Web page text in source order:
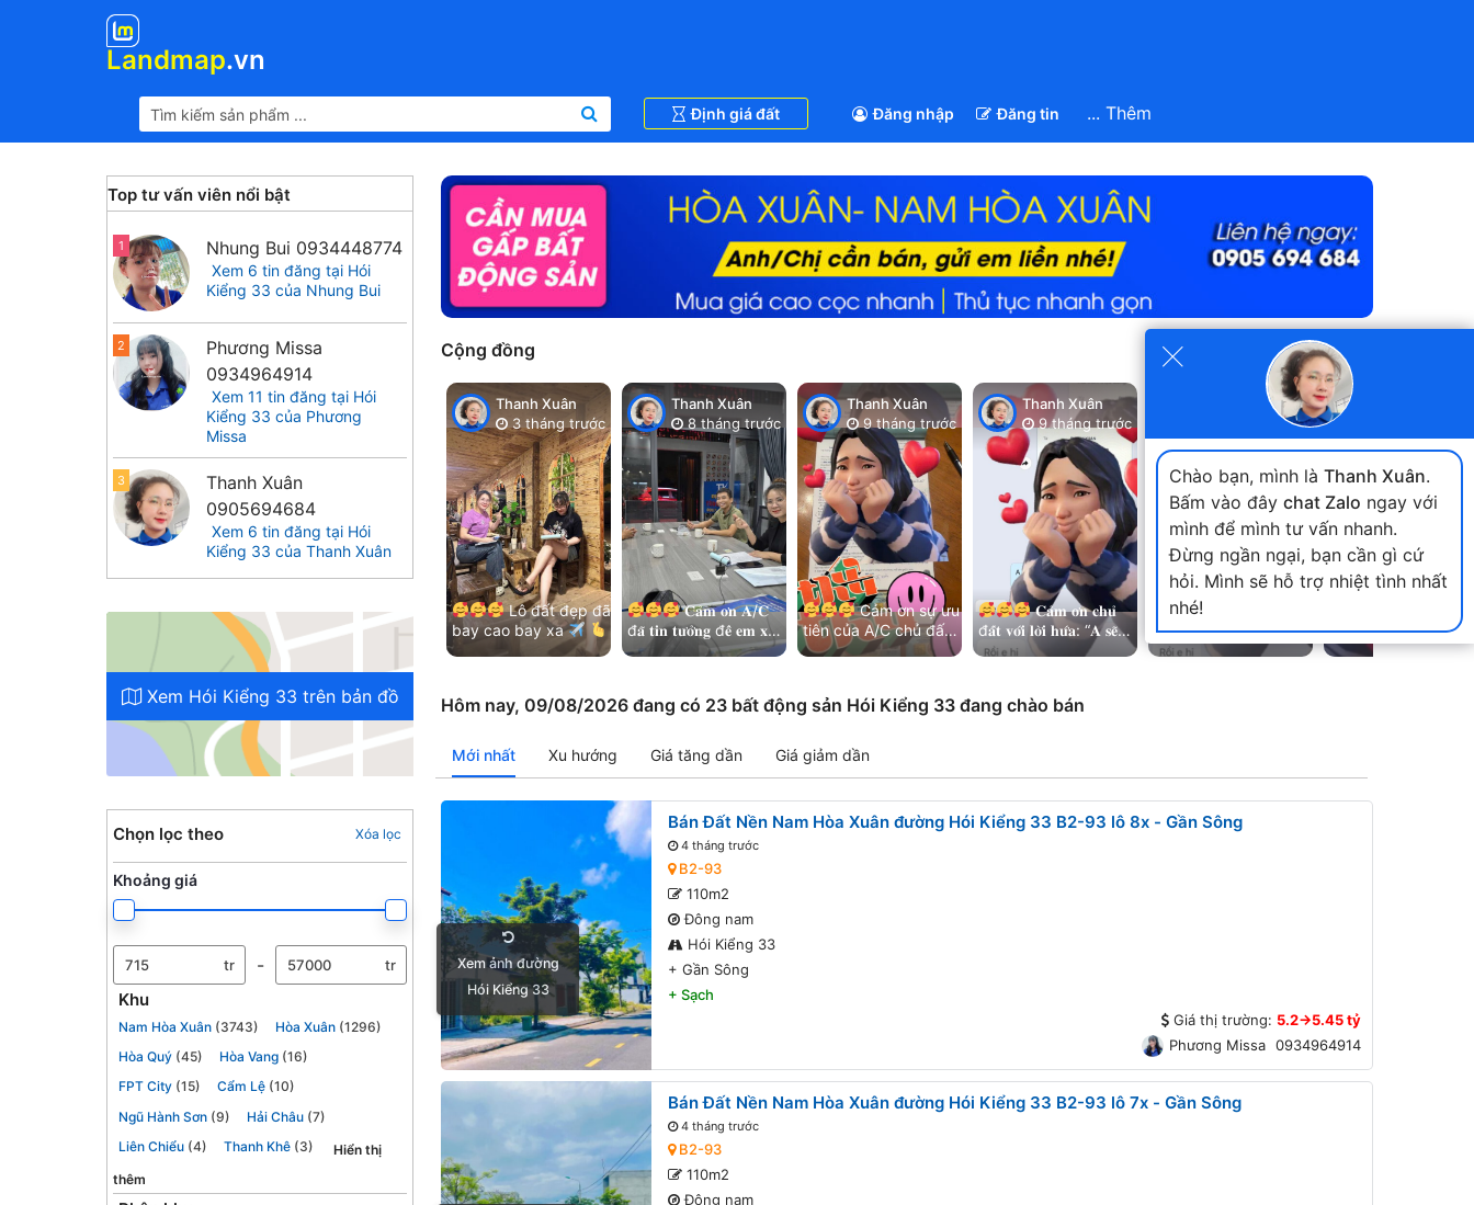
Landmap.vn
Định giá đất Đăng nhập Đăng tin ... Thêm
Top tư vấn viên nổi bật
1 Nhung Bui 0934448774
Xem 6 tin đăng tại Hói
Kiểng 33 của Nhung Bui
2
Phương Missa
0934964914
Xem 11 tin đăng tại Hói
Kiểng 33 của Phương
Missa
3
Thanh Xuân
0905694684
Xem 6 tin đăng tại Hói
Kiểng 33 của Thanh Xuân
Xem Hói Kiểng 33 trên bản đồ
Chọn lọc theo Xóa lọc
Khoảng giá
tr - tr
Khu
Nam Hòa Xuân (3743) Hòa Xuân (1296)
Hòa Quý (45) Hòa Vang (16)
FPT City (15) Cẩm Lệ (10)
Ngũ Hành Sơn (9) Hải Châu (7)
Liên Chiểu (4) Thanh Khê (3)
Hiển thị
thêm
Cộng đồng Xem tất cả
Thanh Xuân
3 tháng trước
Lô đất đẹp đã
bay cao bay xa
Cảm ơn chị chủ đất
Thanh Xuân
8 tháng trước
𝐂𝐚̉𝐦 𝐨̛𝐧 𝐀/𝐂
đ𝐚̃ 𝐭𝐢𝐧 𝐭𝐮̛𝐨̛̉𝐧𝐠 đ𝐞̂̉ 𝐞𝐦 𝐱𝐮̛̉
𝐥𝐲́ 𝐡𝐞̂́𝐭 𝐦𝐨̣𝐢 𝐯𝐢𝐞̣̂𝐜!
Thanh Xuân
9 tháng trước
Cảm ơn sự ưu
tiên của A/C chủ đất
và kết nối nhẹ nhàng
Thanh Xuân
9 tháng trước
𝐂𝐚̉𝐦 𝐨̛𝐧 𝐜𝐡𝐮̉
đ𝐚̂́𝐭 𝐯𝐨̛́𝐢 𝐥𝐨̛̀𝐢 𝐡𝐮̛́𝐚: “𝐀 𝐬𝐞̃
𝐠𝐢𝐚𝐨 đ𝐨̣̂𝐜 𝐪𝐮𝐲𝐞̂̀𝐧 𝐜𝐡𝐨 𝐞
Thanh Xuân
9 tháng trước
đ𝐚̂́𝐭 𝐯𝐨̛́𝐢 𝐥𝐨̛̀𝐢 𝐡𝐮̛́𝐚: “𝐀 𝐬𝐞̃
𝐠𝐢𝐚𝐨 đ𝐨̣̂𝐜 𝐪𝐮𝐲𝐞̂̀𝐧 𝐜𝐡𝐨 𝐞
chạy quanh thật
rộn nhưng vẫn còn
Hôm nay, 09/08/2026 đang có 23 bất động sản Hói Kiểng 33 đang chào bán
Mới nhất Xu hướng Giá tăng dần Giá giảm dần
Xem ảnh đường
Hói Kiểng 33
Bán Đất Nền Nam Hòa Xuân đường Hói Kiểng 33 B2-93 lô 8x - Gần Sông
4 tháng trước
B2-93
110m2
Đông nam
Hói Kiểng 33
+ Gần Sông
+ Sạch
Giá thị trường: 5.2->5.45 tỷ
Phương Missa 0934964914
Bán Đất Nền Nam Hòa Xuân đường Hói Kiểng 33 B2-93 lô 7x - Gần Sông
4 tháng trước
B2-93
110m2
Đông nam
×
Chào bạn, mình là Thanh Xuân.
Bấm vào đây chat Zalo ngay với
mình để mình tư vấn nhanh.
Đừng ngần ngại, bạn cần gì cứ
hỏi. Mình sẽ hỗ trợ nhiệt tình nhất
nhé!